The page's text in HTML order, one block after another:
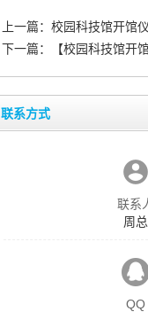
上一篇： 校园科技馆开馆
下一篇：
【校园科技馆开
联系方式
联系
周总
QQ